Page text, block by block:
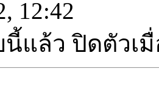
12:42
แล้ว ปิดตัวเ